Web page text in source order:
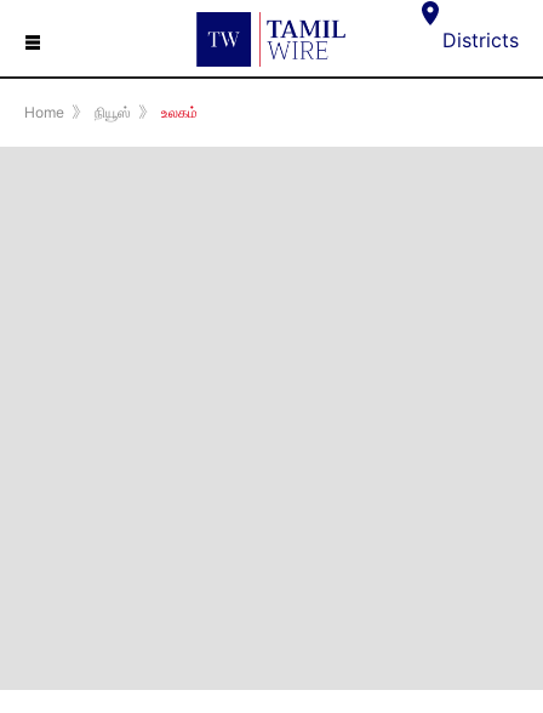
☰ Districts
Home 》 நியூஸ் 》 உலகம்